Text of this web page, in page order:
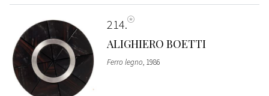
214
ALIGHIERO BOETTI
Ferro legno, 1986